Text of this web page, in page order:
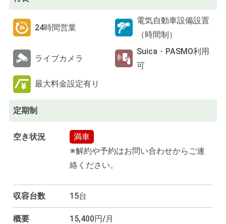
24時間営業
電気自動車設備設置
（時間制）
ライブカメラ
Suica・PASMO利用
可
最大料金設定有り
定期制
空き状況
満車
※解約や予約はお問い合わせからご連
絡ください。
収容台数 15台
概要
15,400円/月